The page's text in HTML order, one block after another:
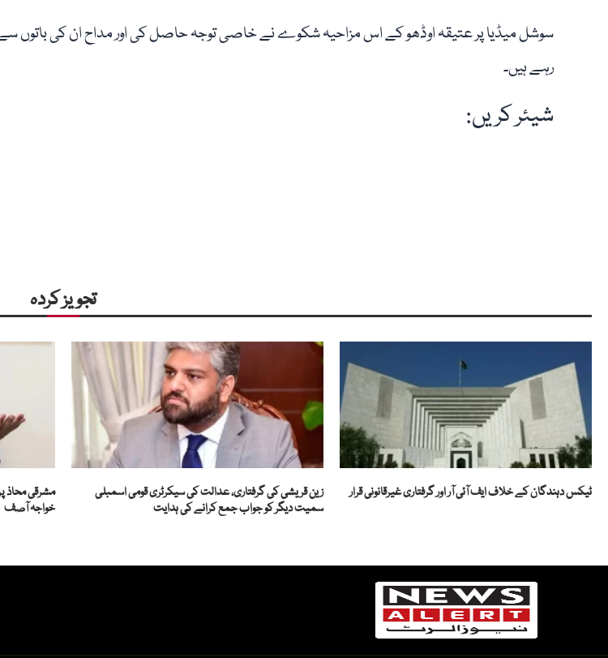
سوشل میڈیا پر عتیقہ اوڈھو کے اس مزاحیہ شکوے نے خاصی توجہ حاصل کی اور مداح ان کی باتوں
رہے ہیں۔
شیئر کریں:
تجویز کردہ
ٹیکس دہندگان کے خلاف ایف آئی آر اور گرفتاری غیرقانونی قرار
زین قریشی کی گرفتاری، عدالت کی سیکرٹری قومی اسمبلی
سمیت دیگر کو جواب جمع کرانے کی ہدایت
مشرقی محاذ
خواجہ آصف